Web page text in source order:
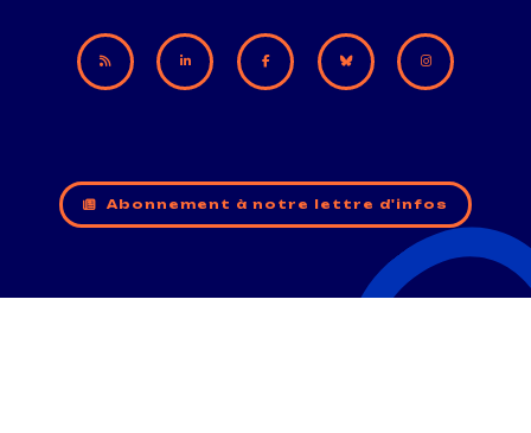
Abonnement à notre lettre d'infos